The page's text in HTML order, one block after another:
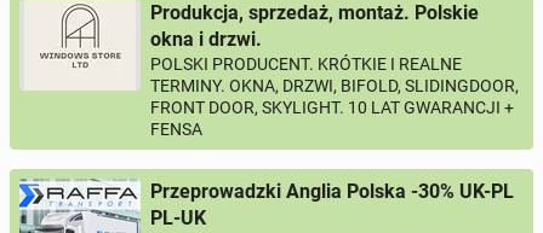
Produkcja, sprzedaż, montaż. Polskie
okna i drzwi.
POLSKI PRODUCENT. KRÓTKIE I REALNE
TERMINY. OKNA, DRZWI, BIFOLD, SLIDINGDOOR,
FRONT DOOR, SKYLIGHT. 10 LAT GWARANCJI +
FENSA
Przeprowadzki Anglia Polska -30% UK-PL
PL-UK